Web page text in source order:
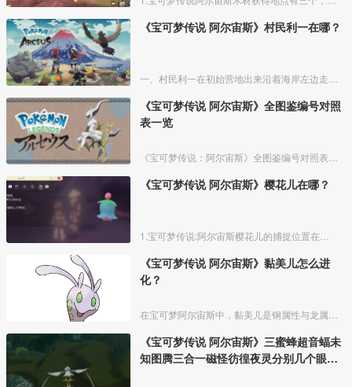
《宝可梦传说 阿尔宙斯》村民利一在哪？
《宝可梦传说 阿尔宙斯》全图鉴编号对照
表一览
《宝可梦传说 阿尔宙斯》樱花儿在哪？
《宝可梦传说 阿尔宙斯》黏美儿怎么进
化？
《宝可梦传说 阿尔宙斯》三蜜蜂超音蝠未
知图腾三合一磁怪彷徨夜灵分别几个眼